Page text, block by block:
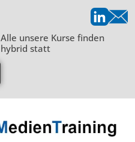
Alle unsere Kurse finden
hybrid statt